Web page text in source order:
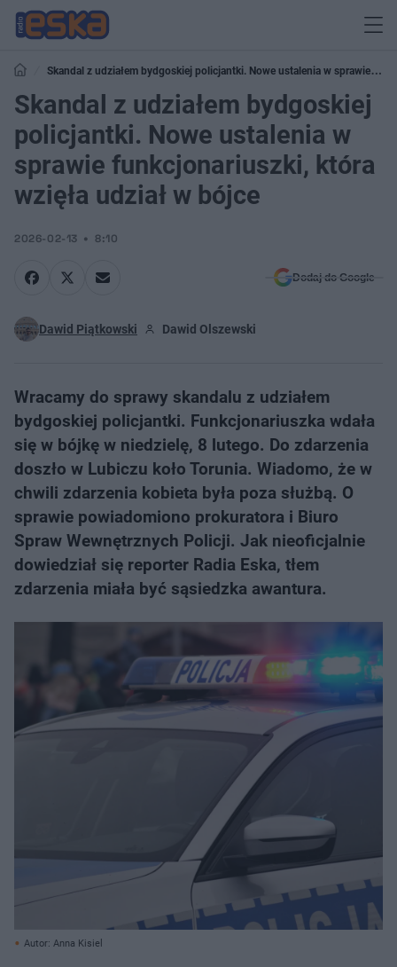
Skandal z udziałem bydgoskiej policjantki. Nowe ustalenia w sprawie
funkcjonariuszki, która wzięła udział w bójce
Skandal z udziałem bydgoskiej
policjantki. Nowe ustalenia w
sprawie funkcjonariuszki, która
wzięła udział w bójce
2026-02-13 8:10
Dodaj do Google
Dawid Piątkowski Dawid Olszewski
Wracamy do sprawy skandalu z udziałem
bydgoskiej policjantki. Funkcjonariuszka wdała
się w bójkę w niedzielę, 8 lutego. Do zdarzenia
doszło w Lubiczu koło Torunia. Wiadomo, że w
chwili zdarzenia kobieta była poza służbą. O
sprawie powiadomiono prokuratora i Biuro
Spraw Wewnętrznych Policji. Jak nieoficjalnie
dowiedział się reporter Radia Eska, tłem
zdarzenia miała być sąsiedzka awantura.
Autor: Anna Kisiel